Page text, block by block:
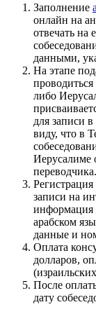
Заполнение
онлайн на
отвечать на
данными,
На этапе
либо
для записи
виду, что в
Иерусалиме
переводчика.
записи на
информация
арабском
данные и
Оплата
долларов,
После
дату